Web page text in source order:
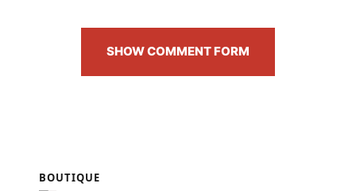
SHOW COMMENT FORM
BOUTIQUE